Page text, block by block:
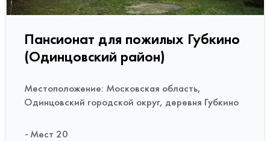
Пансионат для пожилых Губкино
(Одинцовский район)
Местоположение: Московская область,
Одинцовский городской округ, деревня Губкино
Мест 20